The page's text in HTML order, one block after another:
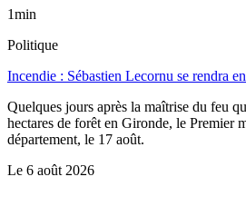
1min
Politique
Incendie : Sébastien Lecornu se rendra
Quelques jours après la maîtrise du feu
hectares de forêt en Gironde, le Premier
département, le 17 août.
Le 6 août 2026